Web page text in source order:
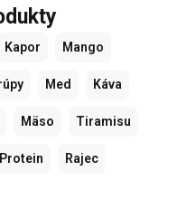
Kapor Mango
Med Káva
Mäso Tiramisu
Protein Rajec